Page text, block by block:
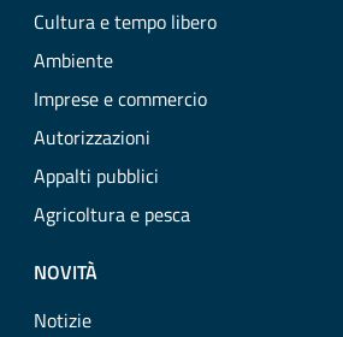
Cultura e tempo libero
Ambiente
Imprese e commercio
Autorizzazioni
Appalti pubblici
Agricoltura e pesca
NOVITÀ
Notizie